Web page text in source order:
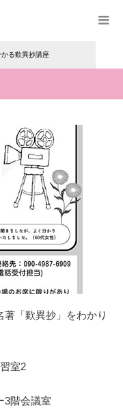
かる歎異抄講座
著「歎異抄」をわかり
室2
階会議室